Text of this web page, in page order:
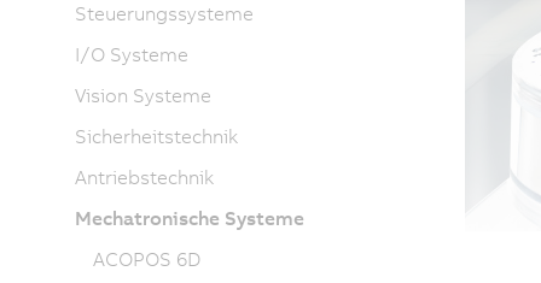
Steuerungssysteme
I/O Systeme
Vision Systeme
Sicherheitstechnik
Antriebstechnik
Mechatronische Systeme
ACOPOS 6D